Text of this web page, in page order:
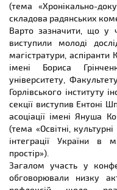
(тема «Хронікально-
складова радянських
Варто зазначити, що у
виступили молоді
магістратури, аспіранти
імені Бориса
університету,
Горлівського інституту
секції виступив Ентоні
асоціації імені Януша
(тема «Освітні,
інтеграції України в
простір»).
Загалом участь у
обговорювали низку